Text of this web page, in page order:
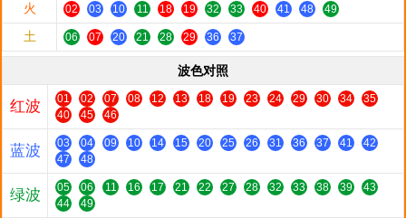
火 02 03 10 11 18 19 32 33 40 41 48 49
土 06 07 20 21 28 29 36 37
波色对照
红波 01 02 07 08 12 13 18 19 23 24 29 30 34
35
40
45 46
蓝波 03 04 09 10 14 15 20 25 26 31 36 37 41
42
47
48
绿波 05 06 11 16 17 21 22 27 28 32 33 38 39
43
44
49